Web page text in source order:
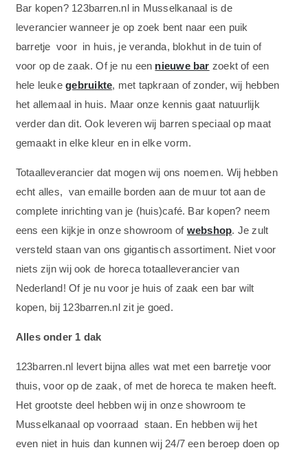
Bar kopen? 123barren.nl in Musselkanaal is de
leverancier wanneer je op zoek bent naar een puik
barretje voor in huis, je veranda, blokhut in de tuin of
voor op de zaak. Of je nu een nieuwe bar zoekt of een
hele leukegebruikte, met tapkraan of zonder, wij hebben
het allemaal in huis. Maar onze kennis gaat natuurlijk
verder dan dit. Ook leveren wij barren speciaal op maat
gemaakt in elke kleur en in elke vorm.
Totaalleverancier dat mogen wij ons noemen. Wij hebben
echt alles, van emaille borden aan de muur tot aan de
complete inrichting van je (huis)café. Bar kopen? neem
eens een kijkje in onze showroom of webshop. Je zult
versteld staan van ons gigantisch assortiment. Niet voor
niets zijn wij ook de horeca totaalleverancier van
Nederland! Of je nu voor je huis of zaak een bar wilt
kopen, bij 123barren.nl zit je goed.
Alles onder 1 dak
123barren.nl levert bijna alles wat met een barretje voor
thuis, voor op de zaak, of met de horeca te maken heeft.
Het grootste deel hebben wij in onze showroom te
Musselkanaal op voorraad staan. En hebben wij het
even niet in huis dan kunnen wij 24/7 een beroep doen op